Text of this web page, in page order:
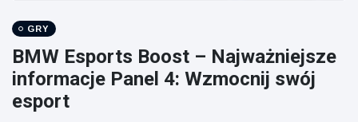
GRY
BMW Esports Boost – Najważniejsze
informacje Panel 4: Wzmocnij swój
esport